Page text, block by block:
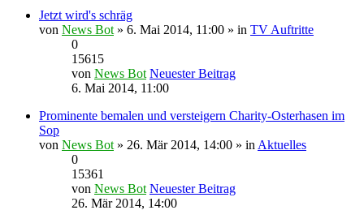
Jetzt wird's schräg
von News Bot » 6. Mai 2014, 11:00 » in TV Auftritte
0
15615
von News Bot Neuester Beitrag
6. Mai 2014, 11:00
Prominente bemalen und versteigern Charity-Osterhasen im
Sop
von News Bot » 26. Mär 2014, 14:00 » in Aktuelles
0
15361
von News Bot Neuester Beitrag
26. Mär 2014, 14:00